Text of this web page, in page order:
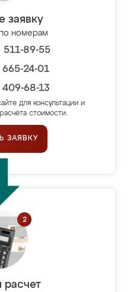
заявку
номерам
89-55
24-01
68-13
для консультации и
стоимости.
ЗАЯВКУ
расчет